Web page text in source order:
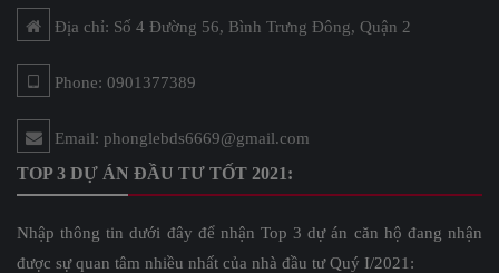
Địa chỉ: Số 4 Đường 56, Bình Trưng Đông, Quận 2
Phone: 0901377389
Email: phonglebds6669@gmail.com
TOP 3 DỰ ÁN ĐẦU TƯ TỐT 2021:
Nhập thông tin dưới đây để nhận Top 3 dự án căn hộ đang nhận
được sự quan tâm nhiều nhất của nhà đầu tư Quý I/2021: